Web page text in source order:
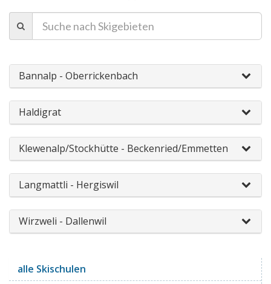
Bannalp - Oberrickenbach
Haldigrat
Klewenalp/Stockhütte - Beckenried/Emmetten
Langmattli - Hergiswil
Wirzweli - Dallenwil
alle Skischulen